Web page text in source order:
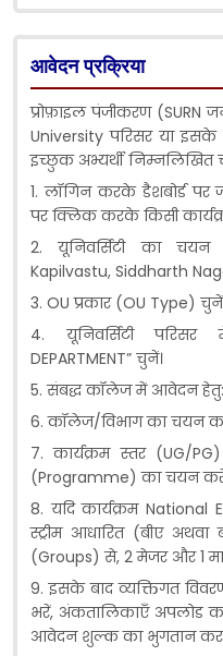
आवेदन प्रक्रिया
प्रोफ़ाइल पंजीकरण (SURN
University परिसर या इसके
इच्छुक अभ्यर्थी
1. लॉगिन करके डैशबोर्ड
पर क्लिक करके किसी
2. यूनिवर्सिटी का
Kapilvastu, Siddharth
3. OU प्रकार (OU Type)
4. यूनिवर्सिटी परिसर
DEPARTMENT” चुनें।
5. संबद्ध कॉलेज में आवेदन हेतु:
6. कॉलेज/विभाग का चयन
7. कार्यक्रम स्तर (UG/
(Programme) का चयन
8. यदि कार्यक्रम
स्ट्रीम आधारित (बीए
(Groups) से, 2 मेजर और 1
9. इसके बाद व्यक्तिगत
भरें, अंकतालिकाएँ अपलोड
आवेदन शुल्क का भुगतान